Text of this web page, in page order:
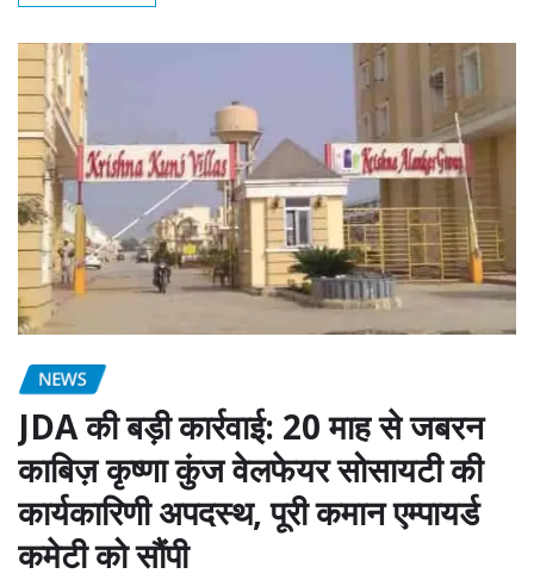
NEWS
JDA की बड़ी कार्रवाई: 20 माह से जबरन
काबिज़ कृष्णा कुंज वेलफेयर सोसायटी की
कार्यकारिणी अपदस्थ, पूरी कमान एम्पायर्ड
कमेटी को सौंपी